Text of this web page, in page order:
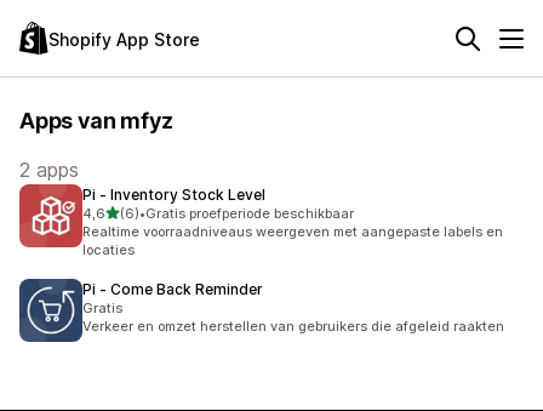
Shopify App Store
Apps van mfyz
2 apps
Pi ‑ Inventory Stock Level
4,6van 5 sterren
(6)
6 recensies in totaal
•Gratis proefperiode beschikbaar
Realtime voorraadniveaus weergeven met aangepaste labels en
locaties
Pi ‑ Come Back Reminder
Gratis
Verkeer en omzet herstellen van gebruikers die afgeleid raakten